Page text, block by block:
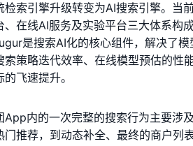
索引擎升级转变为AI搜索引擎。当
在线AI服务及实验平台三大体系构
是搜索AI化的核心组件，解决了
策略迭代效率、在线模型预估的性
飞速提升。
App内的一次完整的搜索行为主要涉
门推荐，到动态补全、最终的商户列